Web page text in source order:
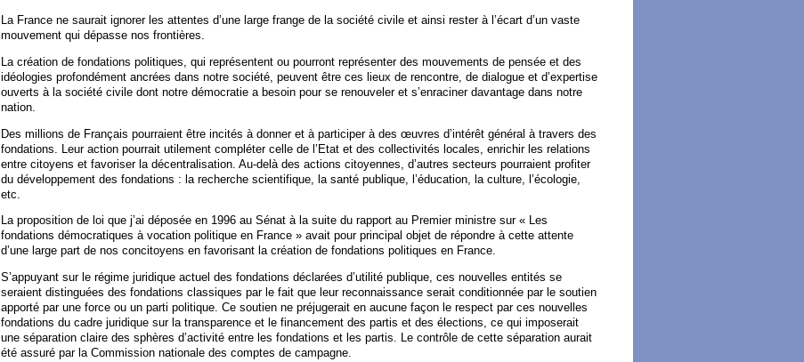
La France ne saurait ignorer les attentes d’une large frange de la société civile et ainsi rester à l’écart d’un vaste
mouvement qui dépasse nos frontières.
La création de fondations politiques, qui représentent ou pourront représenter des mouvements de pensée et des
idéologies profondément ancrées dans notre société, peuvent être ces lieux de rencontre, de dialogue et d’expertise
ouverts à la société civile dont notre démocratie a besoin pour se renouveler et s’enraciner davantage dans notre
nation.
Des millions de Français pourraient être incités à donner et à participer à des œuvres d’intérêt général à travers des
fondations. Leur action pourrait utilement compléter celle de l’Etat et des collectivités locales, enrichir les relations
entre citoyens et favoriser la décentralisation. Au-delà des actions citoyennes, d’autres secteurs pourraient profiter
du développement des fondations : la recherche scientifique, la santé publique, l’éducation, la culture, l’écologie,
etc.
La proposition de loi que j’ai déposée en 1996 au Sénat à la suite du rapport au Premier ministre sur « Les
fondations démocratiques à vocation politique en France » avait pour principal objet de répondre à cette attente
d’une large part de nos concitoyens en favorisant la création de fondations politiques en France.
S’appuyant sur le régime juridique actuel des fondations déclarées d’utilité publique, ces nouvelles entités se
seraient distinguées des fondations classiques par le fait que leur reconnaissance serait conditionnée par le soutien
apporté par une force ou un parti politique. Ce soutien ne préjugerait en aucune façon le respect par ces nouvelles
fondations du cadre juridique sur la transparence et le financement des partis et des élections, ce qui imposerait
une séparation claire des sphères d’activité entre les fondations et les partis. Le contrôle de cette séparation aurait
été assuré par la Commission nationale des comptes de campagne.